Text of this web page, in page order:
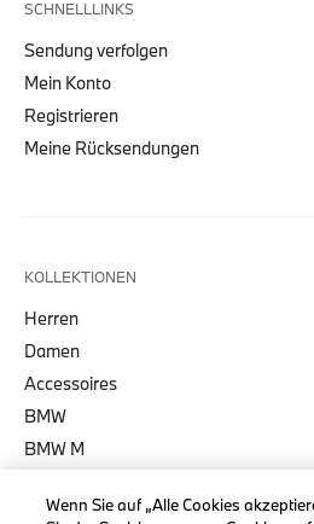
SCHNELLLINKS
Sendung verfolgen
Mein Konto
Registrieren
Meine Rücksendungen
KOLLEKTIONEN
Herren
Damen
Accessoires
BMW
BMW M
Wenn Sie auf „Alle Cookies